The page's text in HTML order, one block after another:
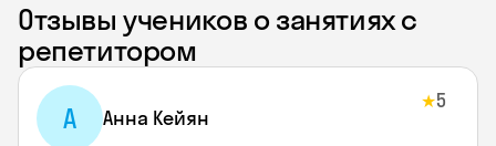
Отзывы учеников о занятиях с
репетитором
А Анна Кейян
★5